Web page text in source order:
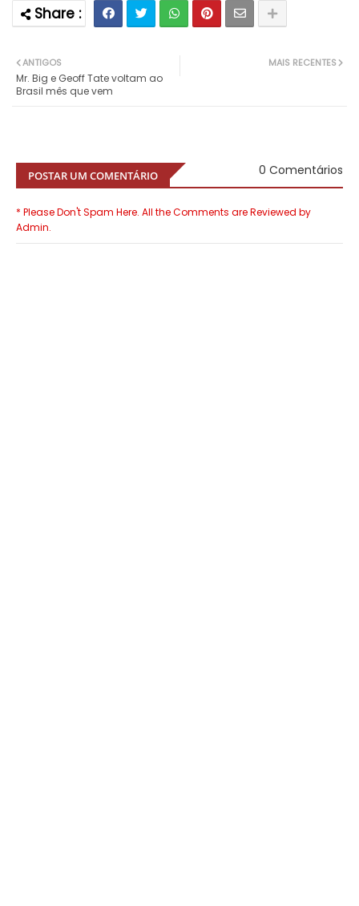
MAIS RECENTES
ANTIGOS
Mr. Big e Geoff Tate voltam ao
Brasil mês que vem
POSTAR UM COMENTÁRIO 0 Comentários
* Please Don't Spam Here. All the Comments are Reviewed by
Admin.